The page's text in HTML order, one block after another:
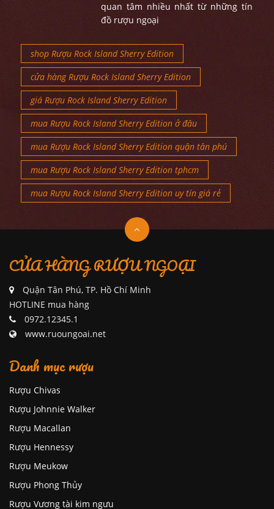
quan tâm nhiều nhất từ những tín
đồ rượu ngoại
shop Rượu Rock Island Sherry Edition
cửa hàng Rượu Rock Island Sherry Edition
giá Rượu Rock Island Sherry Edition
mua Rượu Rock Island Sherry Edition ở đâu
mua Rượu Rock Island Sherry Edition quận tân phú
mua Rượu Rock Island Sherry Edition tphcm
mua Rượu Rock Island Sherry Edition uy tín giá rẻ
CỬA HÀNG RƯỢU NGOẠI
Quận Tân Phú, TP. Hồ Chí Minh
HOTLINE mua hàng
0972.12345.1
www.ruoungoai.net
Danh mục rượu
Rượu Chivas
Rượu Johnnie Walker
Rượu Macallan
Rượu Hennessy
Rượu Meukow
Rượu Phong Thủy
Rượu Vương tài kim ngưu